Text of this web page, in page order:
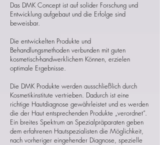
Das DMK Concept ist auf solider Forschung und
Entwicklung aufgebaut und die Erfolge sind
beweisbar.
Die entwickelten Produkte und
Behandlungsmethoden verbunden mit guten
kosmetisch-handwerklichem Können, erzielen
optimale Ergebnisse.
Die DMK Produkte werden ausschließlich durch
Kosmetikinstitute vertrieben. Dadurch ist eine
richtige Hautdiagnose gewährleistet und es werden
die der Haut entsprechenden Produkte „verordnet“.
Ein breites Spektrum an Spezialpräparaten geben
dem erfahrenen Hautspezialisten die Möglichkeit,
nach vorheriger eingehender Diagnose, spezielle